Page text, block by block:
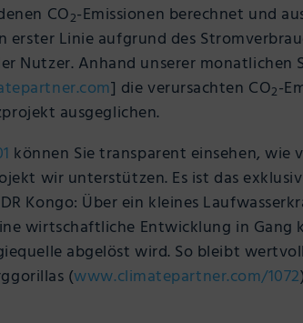
CO2-Emissionen berechnet und
erster Linie aufgrund des
Nutzer. Anhand unserer monatlichen
] die verursachten CO2-
ausgeglichen.
können Sie transparent einsehen, wie
wir unterstützen. Es ist das
Kongo: Über ein kleines
wirtschaftliche Entwicklung in Gang
abgelöst wird. So bleibt
(www.climatepartner.com/1072